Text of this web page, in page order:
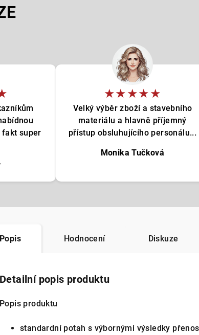
super
★★★★★
Velký výběr zboží a stavebního
materiálu a hlavně příjemný
přístup obsluhujícího personálu...
Monika Tučková
Popis Hodnocení Diskuze
Detailní popis produktu
Popis produktu
standardní potah s výbornými výsledky